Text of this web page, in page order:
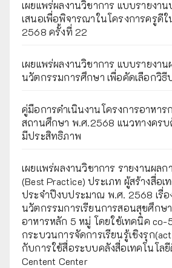
เผยแพร่ผลงานวิชาการ แบบรายงา
เสนอเพื่อพิจารณาในโครงการครูดีใ
2568 ครั้งที่ 22
เผยแพร่ผลงานวิชาการ แบบรายงา
นวัตกรรมการศึกษา เพื่อคัดเลือกวิธี
คู่มือการดำเนินงานโครงการอาหาร
สถานศึกษา พ.ศ.2568 แนวทางคร
มีประสิทธิภาพ
เผยเเพร่ผลงานวิชาการ รายงานผล
(Best Practice) ประเภท ผู้สร้างสื่อ
ประจำปีงบประมาณ พ.ศ. 2568 เรื่
นวัตกรรมการเรียนการสอนสุขศึกษ
อาหารหลัก 5 หมู่ โดยใช้เทคนิค co-
กระบวนการจัดการเรียนรู้เชิงรุก
กับการใช้สื่อระบบคลังสื่อเทคโนโลยี
Centent Center